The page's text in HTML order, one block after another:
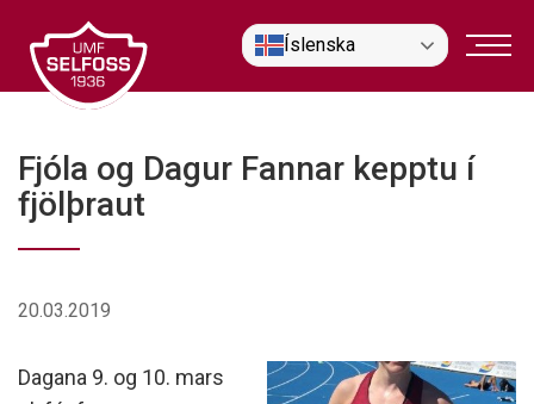
efni
Íslenska
Fjóla og Dagur Fannar kepptu í
fjölþraut
20.03.2019
Dagana 9. og 10. mars